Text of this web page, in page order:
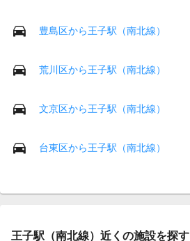
豊島区から王子駅（南北線）
荒川区から王子駅（南北線）
文京区から王子駅（南北線）
台東区から王子駅（南北線）
王子駅（南北線）近くの施設を探す